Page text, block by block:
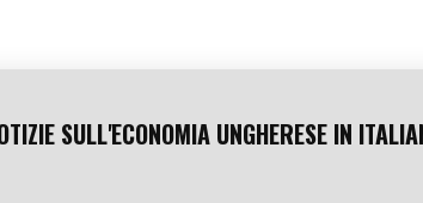
SULL'ECONOMIA UNGHERESE IN